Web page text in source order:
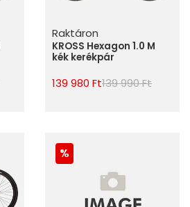
Raktáron
KROSS Hexagon 1.0 M
kék kerékpár
139 980 Ft139 990 Ft